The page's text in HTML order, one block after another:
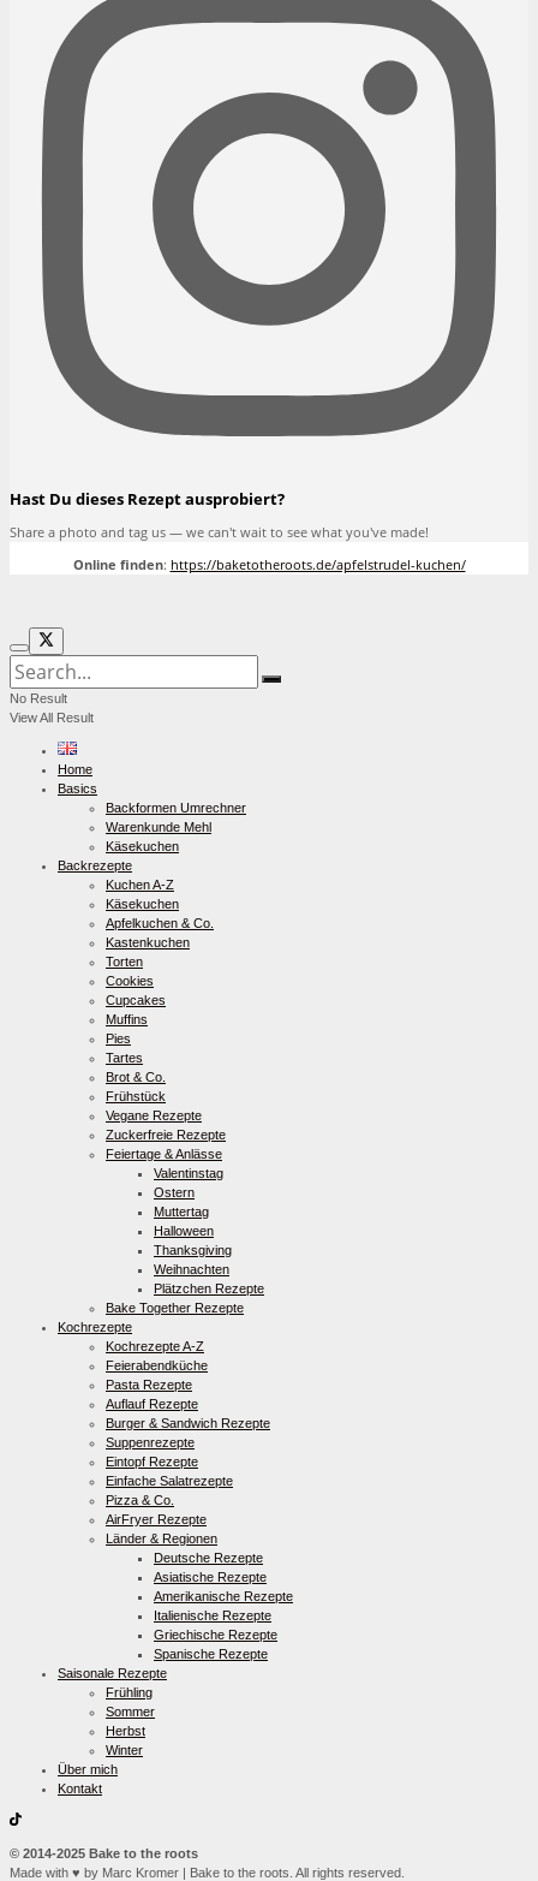
Hast Du dieses Rezept ausprobiert?
Share a photo and tag us — we can't wait to see what you've made!
Online finden: https://baketotheroots.de/apfelstrudel-kuchen/
No Result
View All Result
Home
Basics
Backformen Umrechner
Warenkunde Mehl
Käsekuchen
Backrezepte
Kuchen A-Z
Käsekuchen
Apfelkuchen & Co.
Kastenkuchen
Torten
Cookies
Cupcakes
Muffins
Pies
Tartes
Brot & Co.
Frühstück
Vegane Rezepte
Zuckerfreie Rezepte
Feiertage & Anlässe
Valentinstag
Ostern
Muttertag
Halloween
Thanksgiving
Weihnachten
Plätzchen Rezepte
Bake Together Rezepte
Kochrezepte
Kochrezepte A-Z
Feierabendküche
Pasta Rezepte
Auflauf Rezepte
Burger & Sandwich Rezepte
Suppenrezepte
Eintopf Rezepte
Einfache Salatrezepte
Pizza & Co.
AirFryer Rezepte
Länder & Regionen
Deutsche Rezepte
Asiatische Rezepte
Amerikanische Rezepte
Italienische Rezepte
Griechische Rezepte
Spanische Rezepte
Saisonale Rezepte
Frühling
Sommer
Herbst
Winter
Über mich
Kontakt
© 2014-2025 Bake to the roots
Made with ♥ by Marc Kromer | Bake to the roots. All rights reserved.